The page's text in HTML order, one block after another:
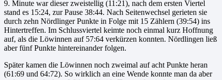
9. Minute war dieser zweistellig (11:21), nach dem ersten Viertel
stand es 15:24, zur Pause 38:44. Nach Seitenwechsel gerieten sie
durch zehn Nördlinger Punkte in Folge mit 15 Zählern (39:54) ins
Hintertreffen. Im Schlussviertel keimte noch einmal kurz Hoffnung
auf, als die Löwinnen auf 57:64 verkürzen konnten. Nördlingen ließ
aber fünf Punkte hintereinander folgen.
Später kamen die Löwinnen noch zweimal auf acht Punkte heran
(61:69 und 64:72). So wirklich an eine Wende konnte man da aber